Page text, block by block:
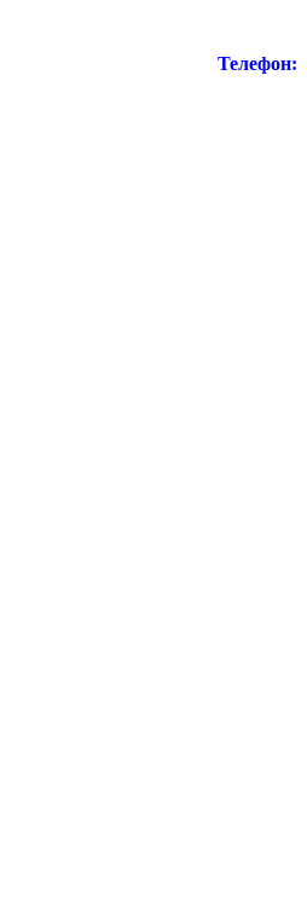
Телефон: